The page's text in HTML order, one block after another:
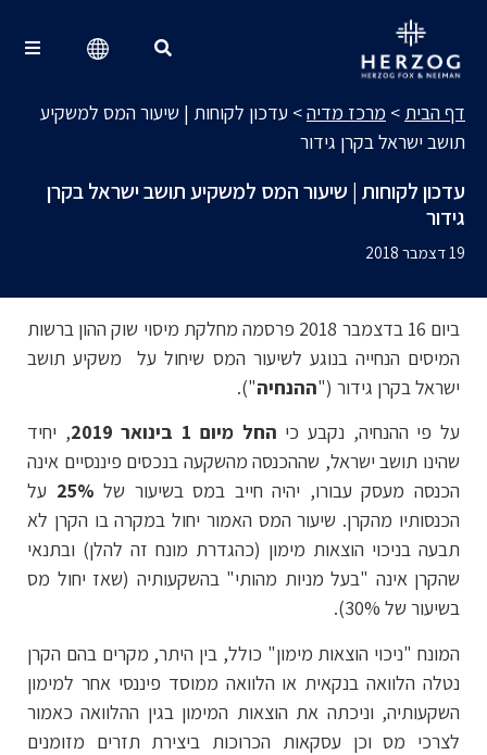
דף הבית > מרכז מדיה> עדכון לקוחות | שיעור המס למשקיע
תושב ישראל בקרן גידור
עדכון לקוחות | שיעור המס למשקיע תושב ישראל בקרן
גידור
19 דצמבר 2018
ביום 16 בדצמבר 2018 פרסמה מחלקת מיסוי שוק ההון ברשות
המיסים הנחייה בנוגע לשיעור המס שיחול על משקיע תושב
ישראל בקרן גידור ("ההנחיה").
על פי ההנחיה, נקבע כי החל מיום 1 בינואר 2019
, יחיד
שהינו תושב ישראל, שההכנסה מהשקעה בנכסים פיננסיים אינה
הכנסה מעסק עבורו, יהיה חייב במס בשיעור של 25% על
הכנסותיו מהקרן. שיעור המס האמור יחול במקרה בו הקרן לא
תבעה בניכוי הוצאות מימון (כהגדרת מונח זה להלן) ובתנאי
שהקרן אינה "בעל מניות מהותי" בהשקעותיה (שאז יחול מס
בשיעור של 30%).
המונח "ניכוי הוצאות מימון" כולל, בין היתר, מקרים בהם הקרן
נטלה הלוואה בנקאית או הלוואה ממוסד פיננסי אחר למימון
השקעותיה, וניכתה את הוצאות המימון בגין ההלוואה כאמור
לצרכי מס וכן עסקאות הכרוכות ביצירת תזרים מזומנים